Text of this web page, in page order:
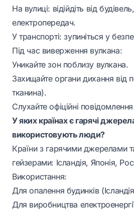
На вулиці: відійдіть від
електропередач.
У транспорті: зупиніться у
Під час виверження вулкана:
Уникайте зон поблизу вулкана.
Захищайте органи дихання від
тканина).
Слухайте офіційні
У яких країнах є гарячі
використовують люди?
Країни з гарячими джерелами
гейзерами: Ісландія, Японія,
Використання:
Для опалення будинків
Для виробництва